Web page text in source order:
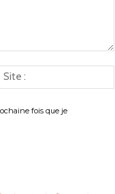
:
fois que je